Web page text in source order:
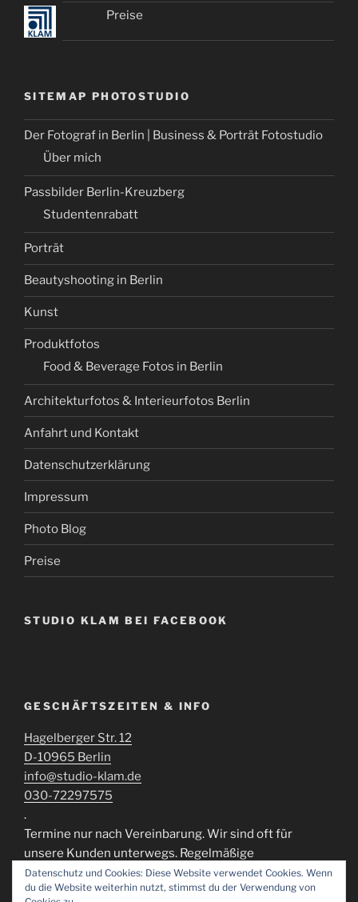
Preise
SITEMAP PHOTOSTUDIO
Der Fotograf in Berlin | Business & Porträt Fotostudio
Über mich
Passbilder Berlin-Kreuzberg
Studentenrabatt
Porträt
Beautyshooting in Berlin
Kunst
Produktfotos
Food & Beverage Fotos in Berlin
Architekturfotos & Interieurfotos Berlin
Anfahrt und Kontakt
Datenschutzerklärung
Impressum
Photo Blog
Preise
STUDIO KLAM BEI FACEBOOK
GESCHÄFTSZEITEN & INFO
Hagelberger Str. 12
D-10965 Berlin
info@studio-klam.de
030-72297575
.
Termine nur nach Vereinbarung. Wir sind oft für
unsere Kunden unterwegs. Regelmäßige
Öffnungszeiten können momentan nicht
gewährleistert werden.
Datenschutz und Cookies: Diese Website verwendet Cookies. Wenn
du die Website weiterhin nutzt, stimmst du der Verwendung von